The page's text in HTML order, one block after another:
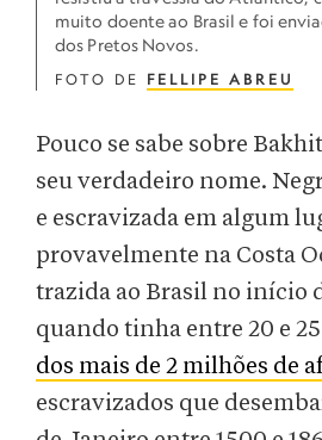
muito doente ao Brasil e foi
dos Pretos Novos.
FOTO DE FELLIPE ABREU
Pouco se sabe sobre
seu verdadeiro nome.
e escravizada em algum
provavelmente na Costa
trazida ao Brasil no início
quando tinha entre 20 e
dos mais de 2 milhões de
escravizados que